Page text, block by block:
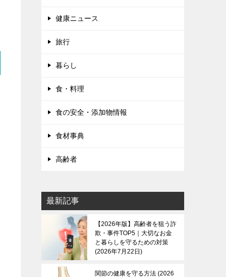
健康ニュース
旅行
暮らし
食・料理
食の安全・添加物情報
食材事典
高齢者
最新記事
【2026年版】高齢者を狙う詐
欺・事件TOP5｜大切なお金
と暮らしを守るための対策
2026年7月22日
関節の健康を守る方法 2026